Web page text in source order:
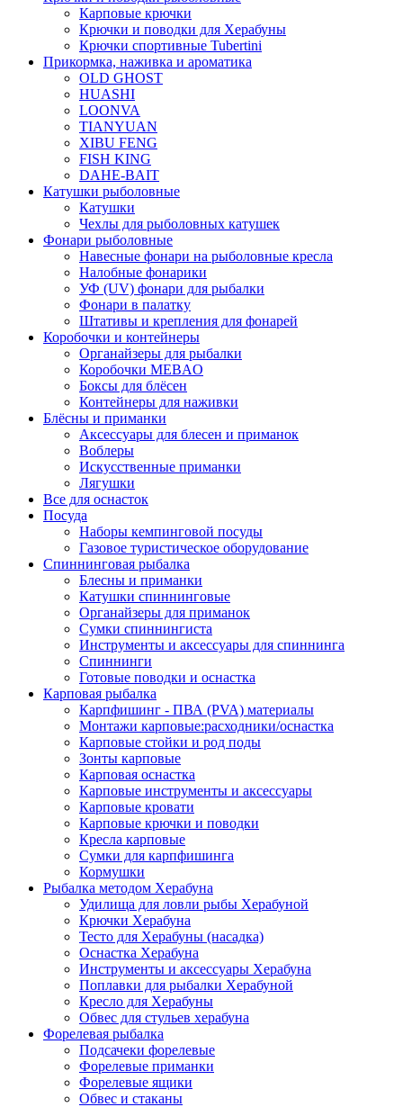
Карповые крючки
Крючки и поводки для Херабуны
Крючки спортивные Tubertini
Прикормка, наживка и ароматика
OLD GHOST
HUASHI
LOONVA
TIANYUAN
XIBU FENG
FISH KING
DAHE-BAIT
Катушки рыболовные
Катушки
Чехлы для рыболовных катушек
Фонари рыболовные
Навесные фонари на рыболовные кресла
Налобные фонарики
УФ (UV) фонари для рыбалки
Фонари в палатку
Штативы и крепления для фонарей
Коробочки и контейнеры
Органайзеры для рыбалки
Коробочки MEBAO
Боксы для блёсен
Контейнеры для наживки
Блёсны и приманки
Аксессуары для блесен и приманок
Воблеры
Искусственные приманки
Лягушки
Все для оснасток
Посуда
Наборы кемпинговой посуды
Газовое туристическое оборудование
Спиннинговая рыбалка
Блесны и приманки
Катушки спиннинговые
Органайзеры для приманок
Сумки спиннингиста
Инструменты и аксессуары для спиннинга
Спиннинги
Готовые поводки и оснастка
Карповая рыбалка
Карпфишинг - ПВА (PVA) материалы
Монтажи карповые:расходники/оснастка
Карповые стойки и род поды
Зонты карповые
Карповая оснастка
Карповые инструменты и аксессуары
Карповые кровати
Карповые крючки и поводки
Кресла карповые
Сумки для карпфишинга
Кормушки
Рыбалка методом Херабуна
Удилища для ловли рыбы Херабуной
Крючки Херабуна
Тесто для Херабуны (насадка)
Оснастка Херабуна
Инструменты и аксессуары Херабуна
Поплавки для рыбалки Херабуной
Кресло для Херабуны
Обвес для стульев херабуна
Форелевая рыбалка
Подсачеки форелевые
Форелевые приманки
Форелевые ящики
Обвес и стаканы